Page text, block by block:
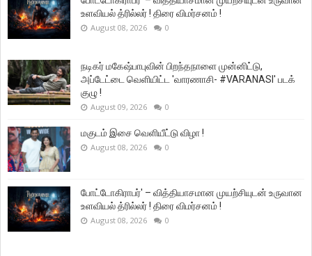
உளவியல் த்ரில்லர் ! திரை விமர்சனம் !
August 08, 2026 0
நடிகர் மகேஷ்பாபுவின் பிறந்தநாளை முன்னிட்டு,
அப்டேட்டை வெளியிட்ட 'வாரணாசி- #VARANASI' படக்
குழு !
August 09, 2026 0
மகுடம் இசை வெளியீட்டு விழா !
August 08, 2026 0
போட்டோகிராபர்' – வித்தியாசமான முயற்சியுடன் உருவான
உளவியல் த்ரில்லர் ! திரை விமர்சனம் !
August 08, 2026 0